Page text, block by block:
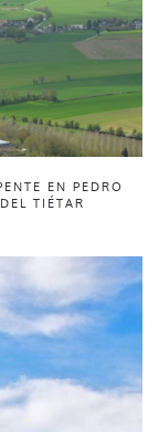
EN PEDRO
TIÉTAR